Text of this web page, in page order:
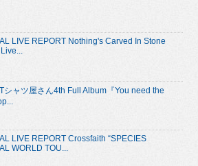
LIVE REPORT Nothing's Carved In Stone
シャツ屋さん4th Full Album『You need the
LIVE REPORT Crossfaith “SPECIES
WORLD TOU...